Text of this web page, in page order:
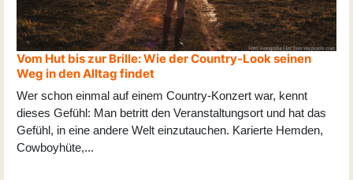
Vom Hut bis zur Brille: Wie der Country-Look seinen
Weg in den Alltag findet
Wer schon einmal auf einem Country-Konzert war, kennt
dieses Gefühl: Man betritt den Veranstaltungsort und hat das
Gefühl, in eine andere Welt einzutauchen. Karierte Hemden,
Cowboyhüte,...